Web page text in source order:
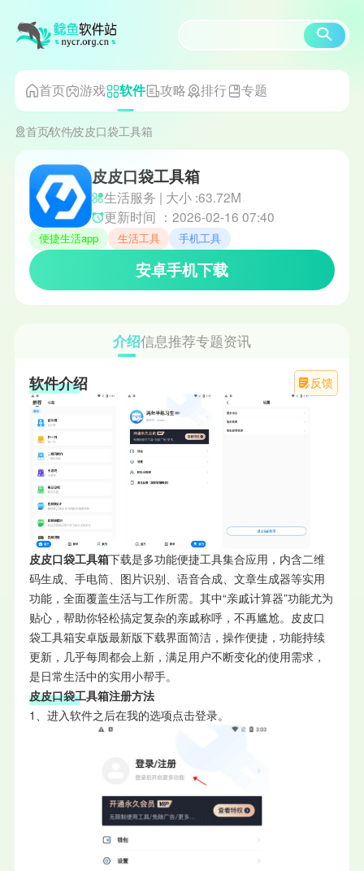
首页 游戏 软件 攻略 排行 专题
首页软件皮皮口袋工具箱
皮皮口袋工具箱
生活服务 | 大小 :63.72M
更新时间 ：2026-02-16 07:40
便捷生活app 生活工具 手机工具
安卓手机下载
介绍信息推荐专题资讯
反馈
软件介绍
皮皮口袋工具箱下载是多功能便捷工具集合应用，内含二维
码生成、手电筒、图片识别、语音合成、文章生成器等实用
功能，全面覆盖生活与工作所需。其中“亲戚计算器”功能尤为
贴心，帮助你轻松搞定复杂的亲戚称呼，不再尴尬。皮皮口
袋工具箱安卓版最新版下载界面简洁，操作便捷，功能持续
更新，几乎每周都会上新，满足用户不断变化的使用需求，
是日常生活中的实用小帮手。
皮皮口袋工具箱注册方法
1、进入软件之后在我的选项点击登录。